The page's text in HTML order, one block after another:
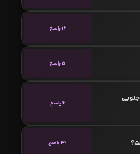
16 پاسخ
5 پاسخ
6 پاسخ
46 پاسخ